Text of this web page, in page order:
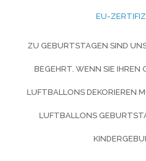
-
ZU GEBURTSTAGEN SIND
EGEHRT. WENN SIE IHREN
UFTBALLONS DEKORIEREN
LUFTBALLONS